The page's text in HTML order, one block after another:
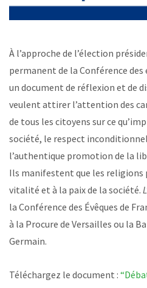
À l’approche de l’élection
permanent de la Conférence des
un document de réflexion et de
veulent attirer l’attention des
de tous les citoyens sur ce
société, le respect
l’authentique promotion de la
Ils manifestent que les religions
vitalité et à la paix de la société.
la Conférence des Évêques de
à la Procure de Versailles ou la
Germain.
Téléchargez le document :